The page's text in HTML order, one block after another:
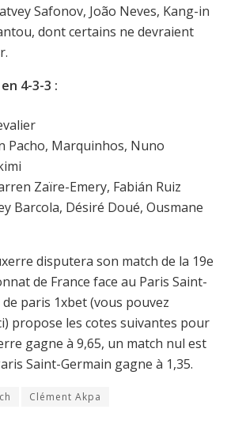
Safonov, João Neves, Kang-in
dont certains ne devraient
4-3-3 :
Pacho, Marquinhos, Nuno
Zaïre-Emery, Fabián Ruiz
Barcola, Désiré Doué, Ousmane
disputera son match de la 19e
de France face au Paris Saint-
paris 1xbet (vous pouvez
propose les cotes suivantes pour
gagne à 9,65, un match nul est
Saint-Germain gagne à 1,35.
Clément Akpa